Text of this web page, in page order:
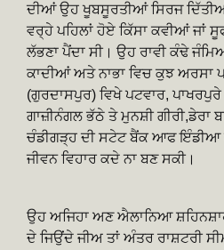
ਦੀਆਂ ਉਹ ਖੂਬਸੂਰਤੀਆਂ ਸਿਰਜ
ਵਰ੍ਹੇ ਪਹਿਲਾਂ ਹੋਏ ਕਿੱਸਾ ਕਵੀਆਂ ਜਾਂ
ਲੱਭਣਾ ਪੈਂਦਾ ਸੀ। ਉਹ ਰਾਵੀ ਕੰਢੇ
ਕਾਦੀਆਂ ਅਤੇ ਨਾਭਾ ਵਿਚ ਕੁਝ ਅਰਸਾ
(ਗੁਰਦਾਸਪੁਰ) ਵਿਖੇ ਪਟਵਾਰ,
ਗਾਜ਼ੀਨੰਗਲ ਭੱਠੇ ਤੇ ਮੁਨਸ਼ੀ ਗੀਰੀ,ਡੇਰਾ
ਚੰਡੀਗੜ੍ਹ ਦੀ ਸਟੇਟ ਬੈਂਕ ਆਫ ਇੰਡੀਆ
ਜੀਵਨ ਵਿਹਾਰ ਕਦੇ ਨਾ ਬਣ ਸਕੀ।
ਉਹ ਅਜਿਹਾ ਅਣ ਐਲਾਨਿਆ
ਦੇ ਜਿਉਂਦੇ ਜੀਅ ਤਾਂ ਅੰਤਰ ਰਾਸ਼ਟਰੀ